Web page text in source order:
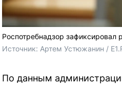
Роспотребнадзор
Источник: Артем Устюжанин /
По данным